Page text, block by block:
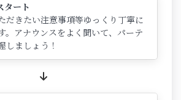
ート
だきたい注意事項等ゆっくり丁寧に
。アナウンスをよく聞いて、パーテ
しましょう！